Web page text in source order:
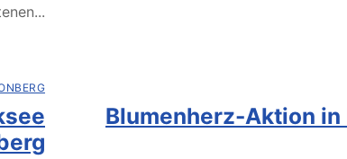
...
Blumenherz-Aktion